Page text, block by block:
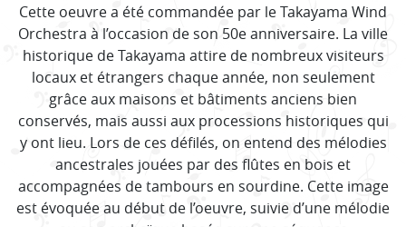
Cette oeuvre a été commandée par le Takayama Wind
Orchestra à l’occasion de son 50e anniversaire. La ville
historique de Takayama attire de nombreux visiteurs
locaux et étrangers chaque année, non seulement
grâce aux maisons et bâtiments anciens bien
conservés, mais aussi aux processions historiques qui
y ont lieu. Lors de ces défilés, on entend des mélodies
ancestrales jouées par des flûtes en bois et
accompagnées de tambours en sourdine. Cette image
est évoquée au début de l’oeuvre, suivie d’une mélodie